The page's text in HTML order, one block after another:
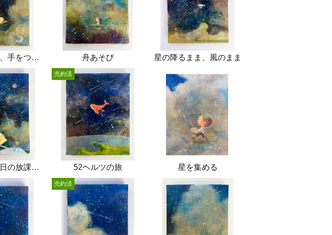
声が聞こえる、手をつなぐ、 舟あそび 星の降るまま、風のまま
図書室（金曜日の放課後） 52ヘルツの旅
売約済
星を集める
売約済